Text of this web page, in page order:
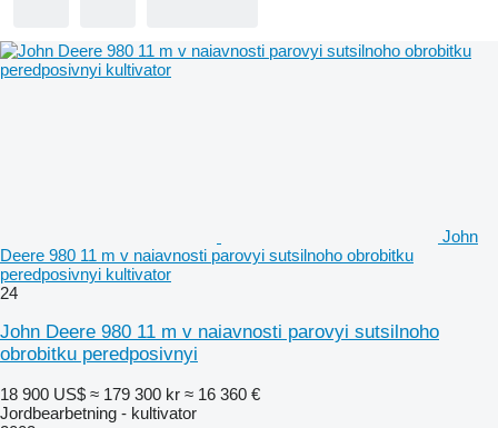
John
Deere 980 11 m v naiavnosti parovyi sutsilnoho obrobitku
peredposivnyi kultivator
24
John Deere 980 11 m v naiavnosti parovyi sutsilnoho
obrobitku peredposivnyi
18 900 US$ ≈ 179 300 kr ≈ 16 360 €
Jordbearbetning - kultivator